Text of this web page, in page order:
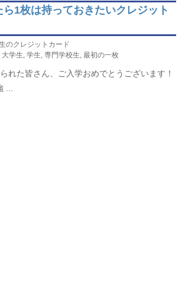
1枚は持っておきたいクレジット
のクレジットカード
大学生, 学生, 専門学校生, 最初の一枚
れた皆さん、ご入学おめでとうございます！
...